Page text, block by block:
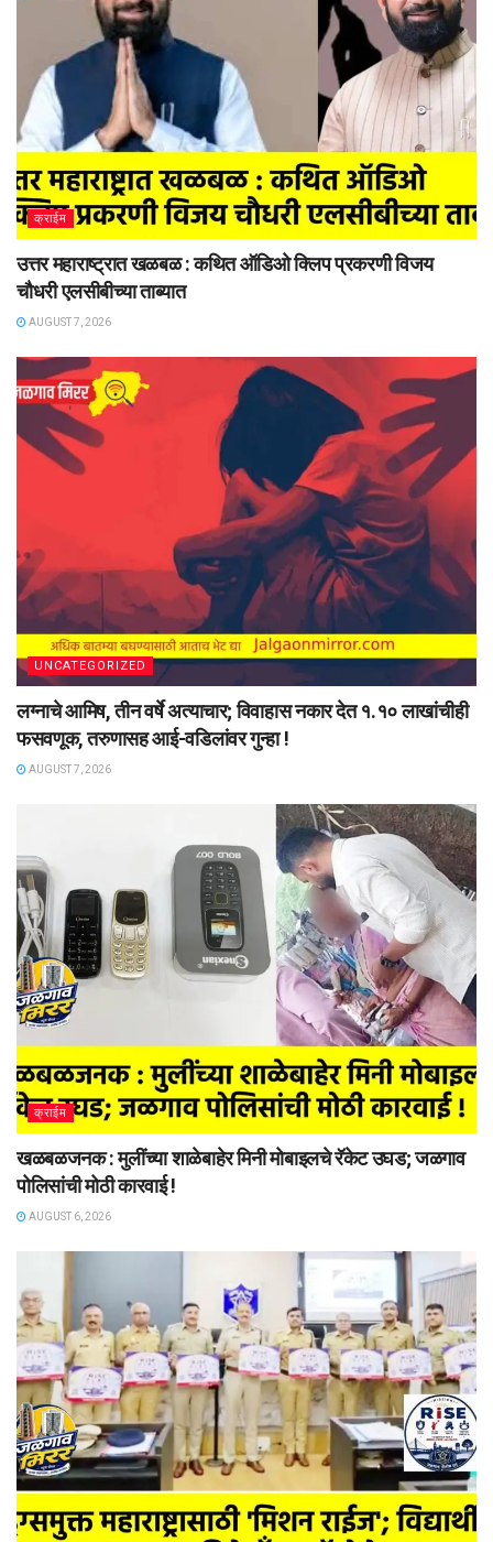
क्राईम
उत्तर महाराष्ट्रात खळबळ : कथित ऑडिओ क्लिप प्रकरणी विजय
चौधरी एलसीबीच्या ताब्यात
AUGUST 7, 2026
UNCATEGORIZED
लग्नाचे आमिष, तीन वर्षे अत्याचार; विवाहास नकार देत १.१० लाखांचीही
फसवणूक, तरुणासह आई-वडिलांवर गुन्हा !
AUGUST 7, 2026
क्राईम
खळबळजनक : मुलींच्या शाळेबाहेर मिनी मोबाइलचे रॅकेट उघड; जळगाव
पोलिसांची मोठी कारवाई !
AUGUST 6, 2026